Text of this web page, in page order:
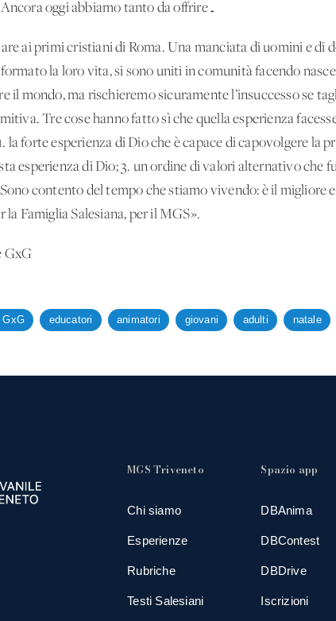
oggi abbiamo tanto da offrire…
ai primi cristiani di Roma. Una manciata di uomini e di
la loro vita, si sono uniti in comunità facendo
il mondo, ma rischieremo sicuramente l’insuccesso se
Tre cose hanno fatto sì che quella esperienza
1. la forte esperienza di Dio che è capace di capovolgere
esperienza di Dio; 3. un ordine di valori alternativo che
contento del tempo che stiamo vivendo: è il migliore
la Famiglia Salesiana, per il MGS».
GxG
GxG educatori animatori giovani adulti natale
MGS Triveneto
Chi siamo
Esperienze
Rubriche
Testi Salesiani
Spazio app
DBAnima
DBContest
DBDrive
Iscrizioni